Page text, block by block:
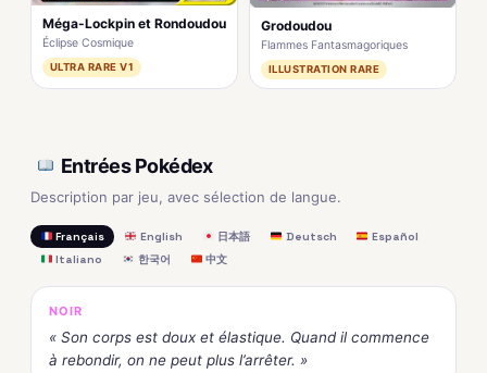
Méga-Lockpin et Rondoudou
Éclipse Cosmique
ULTRA RARE V1
Grodoudou
Flammes Fantasmagoriques
ILLUSTRATION RARE
Entrées Pokédex
Description par jeu, avec sélection de langue.
Français English 日本語 Deutsch
Español
Italiano
한국어 中文
NOIR
« Son corps est doux et élastique. Quand il commence
à rebondir, on ne peut plus l’arrêter. »